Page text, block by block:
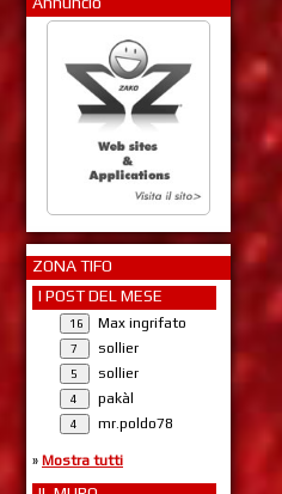
ZONA TIFO
I POST DEL MESE
Max ingrifato
sollier
sollier
pakàl
mr.poldo78
» Mostra tutti